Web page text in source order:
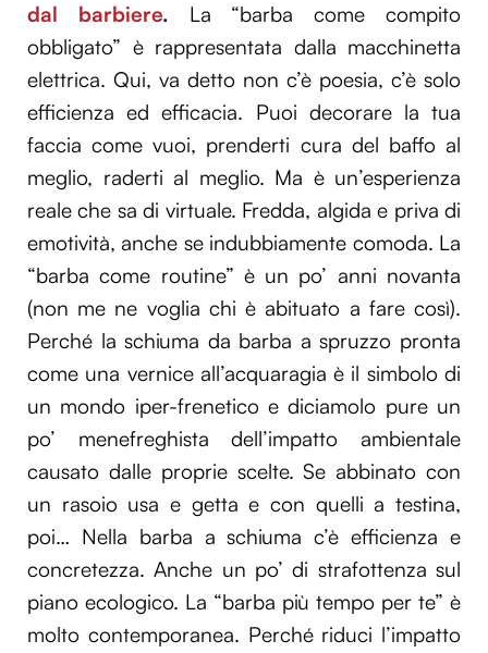
dal barbiere. La “barba come compito
obbligato” è rappresentata dalla macchinetta
elettrica. Qui, va detto non c’è poesia, c’è solo
efficienza ed efficacia. Puoi decorare la tua
faccia come vuoi, prenderti cura del baffo al
meglio, raderti al meglio. Ma è un’esperienza
reale che sa di virtuale. Fredda, algida e priva di
emotività, anche se indubbiamente comoda. La
“barba come routine” è un po’ anni novanta
(non me ne voglia chi è abituato a fare così).
Perché la schiuma da barba a spruzzo pronta
come una vernice all’acquaragia è il simbolo di
un mondo iper-frenetico e diciamolo pure un
po’ menefreghista dell’impatto ambientale
causato dalle proprie scelte. Se abbinato con
un rasoio usa e getta e con quelli a testina,
poi… Nella barba a schiuma c’è efficienza e
concretezza. Anche un po’ di strafottenza sul
piano ecologico. La “barba più tempo per te” è
molto contemporanea. Perché riduci l’impatto